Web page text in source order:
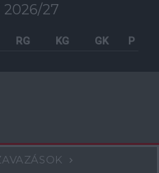
2026/27
RG KG GK P